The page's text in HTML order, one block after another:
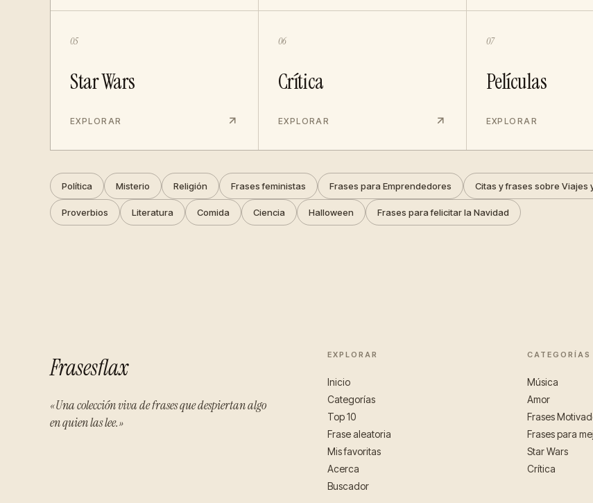
05
Star Wars
EXPLORAR
06
Crítica
EXPLORAR
07
Películas
EXPLORAR
Política Misterio Religión Frases feministas Frases para Emprendedores Citas y frases sobre Viajes
Proverbios Literatura Comida Ciencia Halloween Frases para felicitar la Navidad
Frasesflax
«Una colección viva de frases que despiertan algo
en quien las lee.»
EXPLORAR
Inicio
Categorías
Top 10
Frase aleatoria
Mis favoritas
Acerca
Buscador
CATEGORÍAS
Música
Amor
Frases
Frases para
Star Wars
Crítica